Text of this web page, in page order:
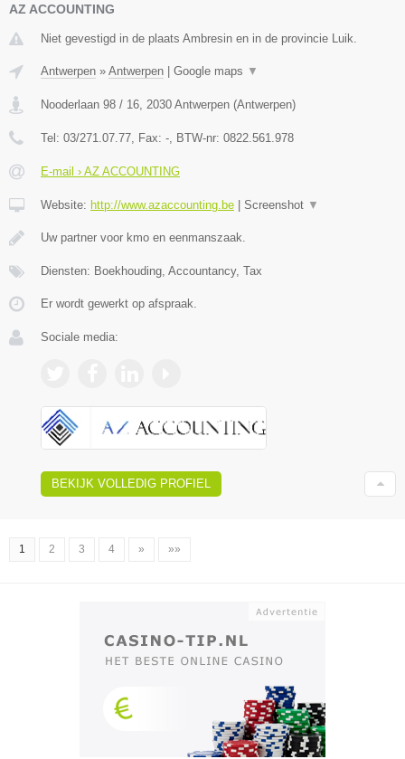
AZ ACCOUNTING
Niet gevestigd in de plaats Ambresin en in de provincie Luik.
Antwerpen » Antwerpen | Google maps ▼
Nooderlaan 98 / 16 2030 Antwerpen (Antwerpen)
Tel: 03/271.07.77 , Fax: - , BTW-nr: 0822.561.978
E-mail › AZ ACCOUNTING
Website: http://www.azaccounting.be | Screenshot ▼
Uw partner voor kmo en eenmanszaak.
Diensten: Boekhouding, Accountancy, Tax
Er wordt gewerkt op afspraak.
Sociale media:
BEKIJK VOLLEDIG PROFIEL
1 2 3 4 » »»